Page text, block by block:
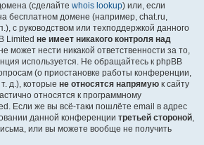
(сделайте whois lookup) или, если
бесплатном домене (например, chat.ru,
с руководством или техподдержкой данного
Limited не имеет никакого контроля над
может нести никакой ответственности за то,
используется. Не обращайтесь к phpBB
(о приостановке работы конференции,
д.), которые не относятся напрямую к сайту
относятся к программному
Если же вы всё-таки пошлёте email в адрес
данной конференции третьей стороной,
или вы можете вообще не получить